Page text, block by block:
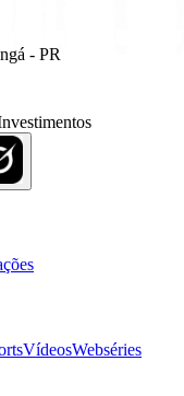
- PR
VídeosWebséries